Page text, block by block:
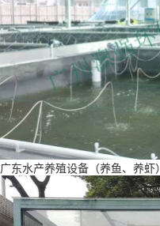
广东水产养殖设备（养鱼、养虾）